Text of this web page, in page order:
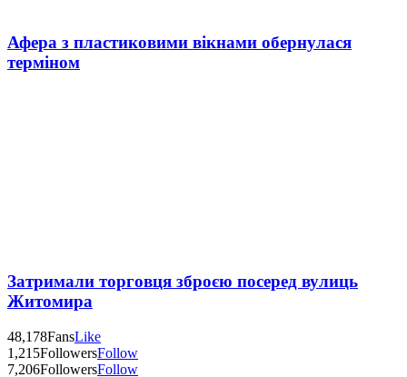
Афера з пластиковими вікнами обернулася
терміном
Затримали торговця зброєю посеред вулиць
Житомира
48,178FansLike
1,215FollowersFollow
7,206FollowersFollow